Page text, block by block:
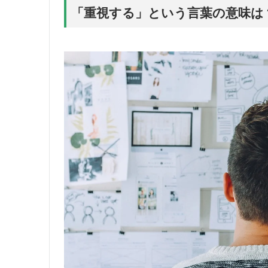
「重視する」という言葉の意味は